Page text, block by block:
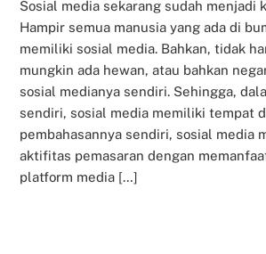
Sosial media sekarang sudah menjadi
Hampir semua manusia yang ada di
memiliki sosial media. Bahkan, tidak
mungkin ada hewan, atau bahkan
sosial medianya sendiri. Sehingga,
sendiri, sosial media memiliki tempat
pembahasannya sendiri, sosial media
aktifitas pemasaran dengan
platform media […]